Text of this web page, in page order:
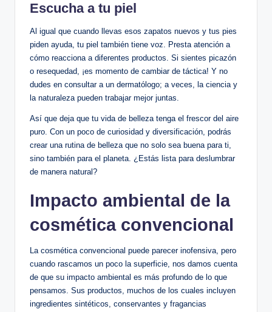
Escucha a tu piel
Al igual que cuando llevas esos zapatos nuevos y tus pies
piden ayuda, tu piel también tiene voz. Presta atención a
cómo reacciona a diferentes productos. Si sientes picazón
o resequedad, ¡es momento de cambiar de táctica! Y no
dudes en consultar a un dermatólogo; a veces, la ciencia y
la naturaleza pueden trabajar mejor juntas.
Así que deja que tu vida de belleza tenga el frescor del aire
puro. Con un poco de curiosidad y diversificación, podrás
crear una rutina de belleza que no solo sea buena para ti,
sino también para el planeta. ¿Estás lista para deslumbrar
de manera natural?
Impacto ambiental de la
cosmética convencional
La cosmética convencional puede parecer inofensiva, pero
cuando rascamos un poco la superficie, nos damos cuenta
de que su impacto ambiental es más profundo de lo que
pensamos. Sus productos, muchos de los cuales incluyen
ingredientes sintéticos, conservantes y fragancias